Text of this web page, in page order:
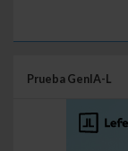
Prueba GenIA-L